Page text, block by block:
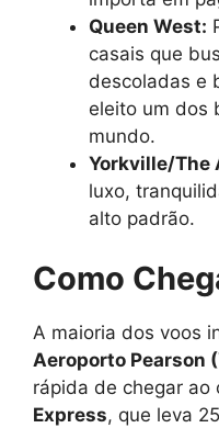
Queen West:
casais que
descoladas e
eleito um dos
mundo.
Yorkville/The
luxo,
alto padrão.
Como
A maioria dos voos
Aeroporto Pearson
rápida de chegar ao
Express, que leva